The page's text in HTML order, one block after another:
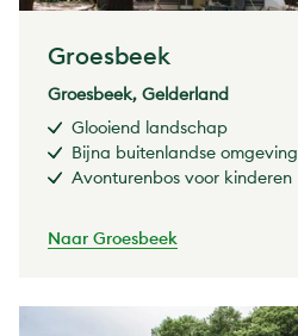
Groesbeek
Groesbeek, Gelderland
Glooiend landschap
Bijna buitenlandse omgeving
Avonturenbos voor kinderen
Naar Groesbeek